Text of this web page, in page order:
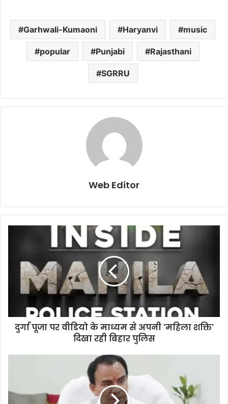
Garhwali-Kumaoni Haryanvi music
popular Punjabi Rajasthani
SGRRU
Web Editor
दुर्गा पूजा पर वीडियो के माध्यम से अपनी 'महिला शक्ति'
दिखा रही बिहार पुलिस